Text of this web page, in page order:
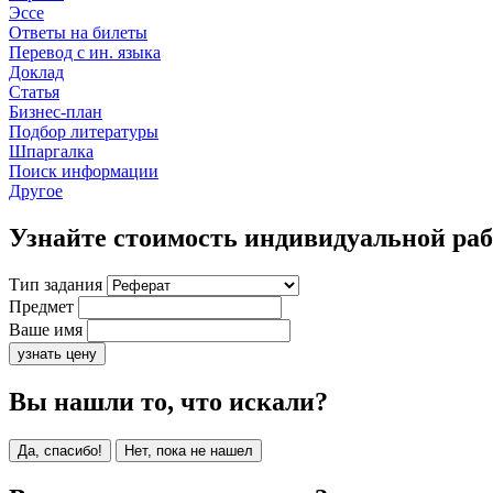
Эссе
Ответы на билеты
Перевод с ин. языка
Доклад
Статья
Бизнес-план
Подбор литературы
Шпаргалка
Поиск информации
Другое
Узнайте стоимость индивидуальной
Тип задания
Предмет
Ваше имя
узнать цену
Вы нашли то, что искали?
Да, спасибо! Нет, пока не нашел